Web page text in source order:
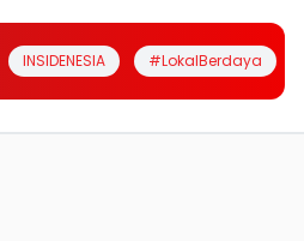
INSIDENESIA #LokalBerdaya